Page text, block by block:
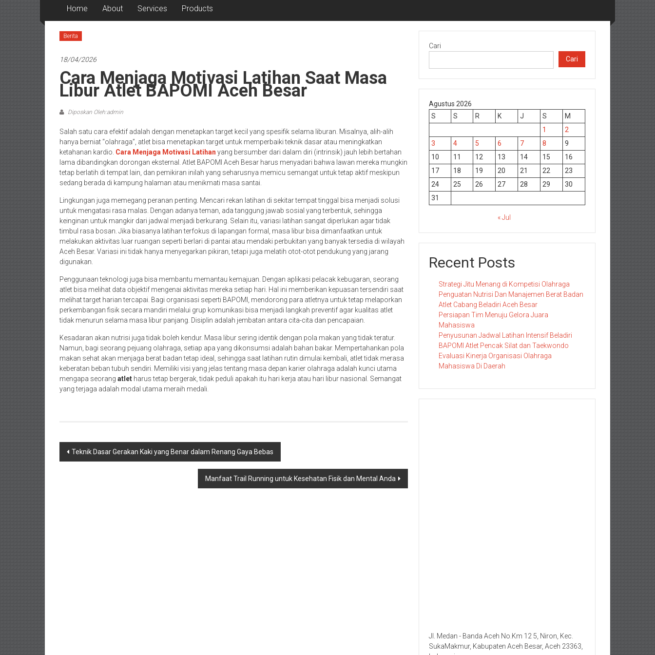
Home About Services Products
Berita
18/04/2026
Cara Menjaga Motivasi Latihan Saat Masa
Libur Atlet BAPOMI Aceh Besar
Diposkan Oleh:admin
Salah satu cara efektif adalah dengan menetapkan target kecil yang spesifik selama liburan. Misalnya, alih-alih
hanya berniat “olahraga”, atlet bisa menetapkan target untuk memperbaiki teknik dasar atau meningkatkan
ketahanan kardio. Cara Menjaga Motivasi Latihan yang bersumber dari dalam diri (intrinsik) jauh lebih bertahan
lama dibandingkan dorongan eksternal. Atlet BAPOMI Aceh Besar harus menyadari bahwa lawan mereka mungkin
tetap berlatih di tempat lain, dan pemikiran inilah yang seharusnya memicu semangat untuk tetap aktif meskipun
sedang berada di kampung halaman atau menikmati masa santai.
Lingkungan juga memegang peranan penting. Mencari rekan latihan di sekitar tempat tinggal bisa menjadi solusi
untuk mengatasi rasa malas. Dengan adanya teman, ada tanggung jawab sosial yang terbentuk, sehingga
keinginan untuk mangkir dari jadwal menjadi berkurang. Selain itu, variasi latihan sangat diperlukan agar tidak
timbul rasa bosan. Jika biasanya latihan terfokus di lapangan formal, masa libur bisa dimanfaatkan untuk
melakukan aktivitas luar ruangan seperti berlari di pantai atau mendaki perbukitan yang banyak tersedia di wilayah
Aceh Besar. Variasi ini tidak hanya menyegarkan pikiran, tetapi juga melatih otot-otot pendukung yang jarang
digunakan.
Penggunaan teknologi juga bisa membantu memantau kemajuan. Dengan aplikasi pelacak kebugaran, seorang
atlet bisa melihat data objektif mengenai aktivitas mereka setiap hari. Hal ini memberikan kepuasan tersendiri saat
melihat target harian tercapai. Bagi organisasi seperti BAPOMI, mendorong para atletnya untuk tetap melaporkan
perkembangan fisik secara mandiri melalui grup komunikasi bisa menjadi langkah preventif agar kualitas atlet
tidak menurun selama masa libur panjang. Disiplin adalah jembatan antara cita-cita dan pencapaian.
Kesadaran akan nutrisi juga tidak boleh kendur. Masa libur sering identik dengan pola makan yang tidak teratur.
Namun, bagi seorang pejuang olahraga, setiap apa yang dikonsumsi adalah bahan bakar. Mempertahankan pola
makan sehat akan menjaga berat badan tetap ideal, sehingga saat latihan rutin dimulai kembali, atlet tidak merasa
keberatan beban tubuh sendiri. Memiliki visi yang jelas tentang masa depan karier olahraga adalah kunci utama
mengapa seorang atlet harus tetap bergerak, tidak peduli apakah itu hari kerja atau hari libur nasional. Semangat
yang terjaga adalah modal utama meraih medali.
Navigasi
Teknik Dasar Gerakan Kaki yang Benar dalam Renang Gaya Bebas
Manfaat Trail Running untuk Kesehatan Fisik dan Mental Anda
Cari
Cari
Agustus 2026
S
S R K J S
M
1
2
3
4 5 6 7 8
9
10
11 12 13 14 15
16
17
18 19 20 21 22
23
24
25 26 27 28 29
30
31
« Jul
Recent Posts
Strategi Jitu Menang di Kompetisi Olahraga
Penguatan Nutrisi Dan Manajemen Berat Badan
Atlet Cabang Beladiri Aceh Besar
Persiapan Tim Menuju Gelora Juara
Mahasiswa
Penyusunan Jadwal Latihan Intensif Beladiri
BAPOMI Atlet Pencak Silat dan Taekwondo
Evaluasi Kinerja Organisasi Olahraga
Mahasiswa Di Daerah
Jl. Medan - Banda Aceh No.Km 12 5, Niron, Kec.
SukaMakmur, Kabupaten Aceh Besar, Aceh 23363,